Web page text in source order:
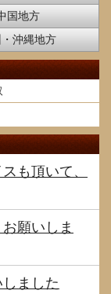
国地方
沖縄地方
も頂いて、
願いしま
ました